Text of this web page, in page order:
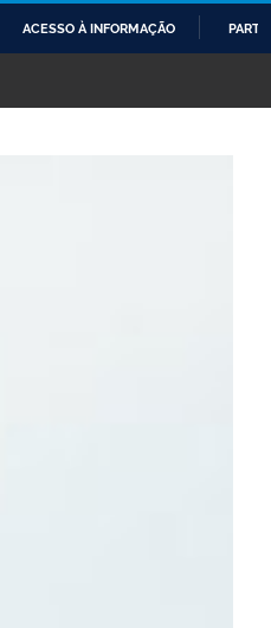
ACESSO À INFORMAÇÃO